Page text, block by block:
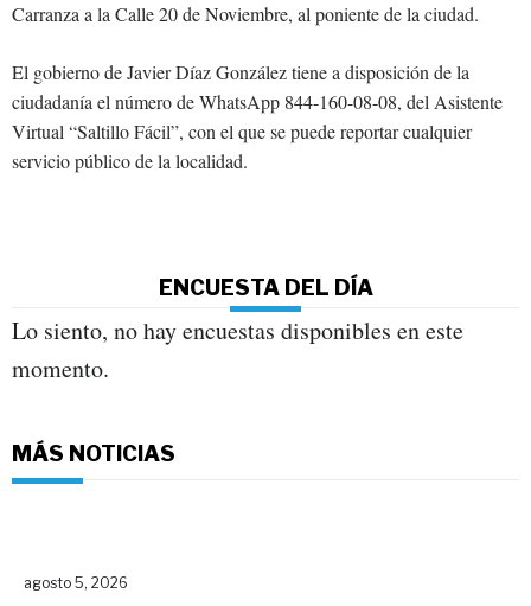
Carranza a la Calle 20 de Noviembre, al poniente de la ciudad.
El gobierno de Javier Díaz González tiene a disposición de la
ciudadanía el número de WhatsApp 844-160-08-08, del Asistente
Virtual “Saltillo Fácil”, con el que se puede reportar cualquier
servicio público de la localidad.
ENCUESTA DEL DÍA
Lo siento, no hay encuestas disponibles en este
momento.
MÁS NOTICIAS
agosto 5, 2026